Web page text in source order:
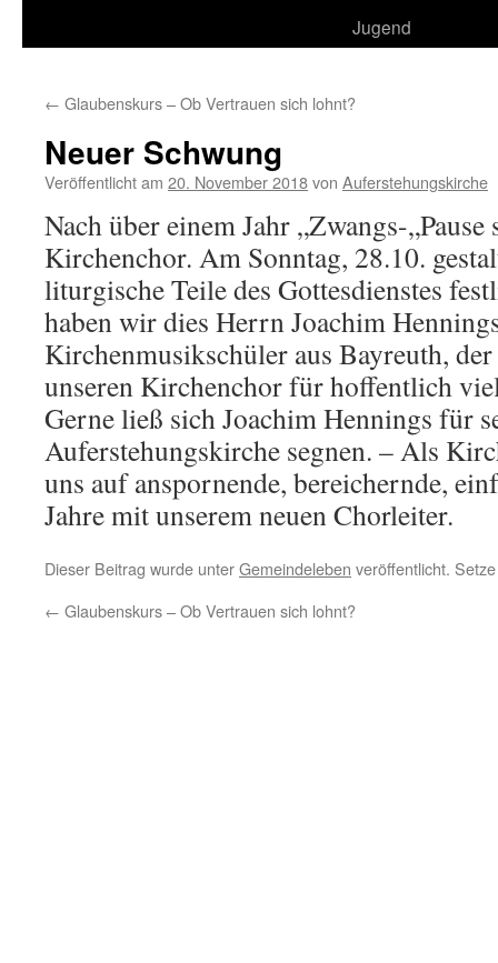
Jugend
← Glaubenskurs – Ob Vertrauen sich lohnt?
Neuer Schwung
Veröffentlicht am 20. November 2018von Auferstehungskirche
Nach über einem Jahr „Zwangs-
Kirchenchor. Am Sonntag, 28.10.
liturgische Teile des Gottesdienstes
haben wir dies Herrn Joachim
Kirchenmusikschüler aus Bayreuth,
unseren Kirchenchor für hoffentlich
Gerne ließ sich Joachim Hennings für
Auferstehungskirche segnen. – Als
uns auf anspornende, bereichernde,
Jahre mit unserem neuen Chorleiter.
Dieser Beitrag wurde unterGemeindeleben veröffentlicht.
← Glaubenskurs – Ob Vertrauen sich lohnt?